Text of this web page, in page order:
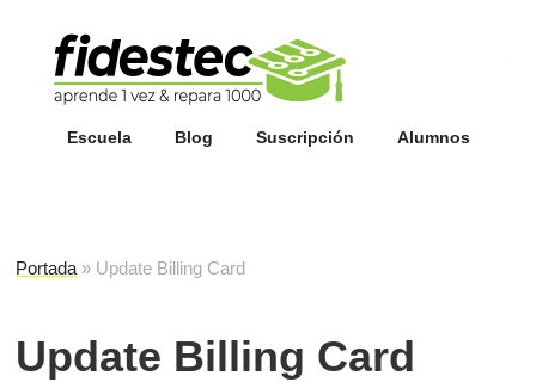
Escuela Blog Suscripción Alumnos
Portada » Update Billing Card
Update Billing Card